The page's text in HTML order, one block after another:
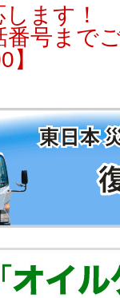
ます！
番号まで
】